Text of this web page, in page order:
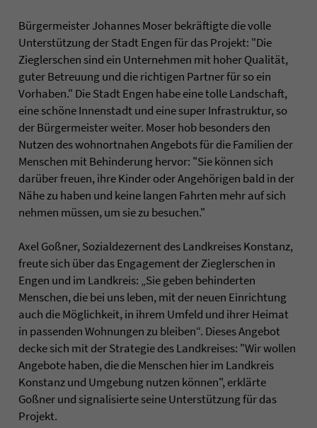
Bürgermeister Johannes Moser bekräftigte die volle
Unterstützung der Stadt Engen für das Projekt: "Die
Zieglerschen sind ein Unternehmen mit hoher Qualität,
guter Betreuung und die richtigen Partner für so ein
Vorhaben." Die Stadt Engen habe eine tolle Landschaft,
eine schöne Innenstadt und eine super Infrastruktur, so
der Bürgermeister weiter. Moser hob besonders den
Nutzen des wohnortnahen Angebots für die Familien der
Menschen mit Behinderung hervor: "Sie können sich
darüber freuen, ihre Kinder oder Angehörigen bald in der
Nähe zu haben und keine langen Fahrten mehr auf sich
nehmen müssen, um sie zu besuchen."
Axel Goßner, Sozialdezernent des Landkreises Konstanz,
freute sich über das Engagement der Zieglerschen in
Engen und im Landkreis: „Sie geben behinderten
Menschen, die bei uns leben, mit der neuen Einrichtung
auch die Möglichkeit, in ihrem Umfeld und ihrer Heimat
in passenden Wohnungen zu bleiben“. Dieses Angebot
decke sich mit der Strategie des Landkreises: "Wir wollen
Angebote haben, die die Menschen hier im Landkreis
Konstanz und Umgebung nutzen können", erklärte
Goßner und signalisierte seine Unterstützung für das
Projekt.